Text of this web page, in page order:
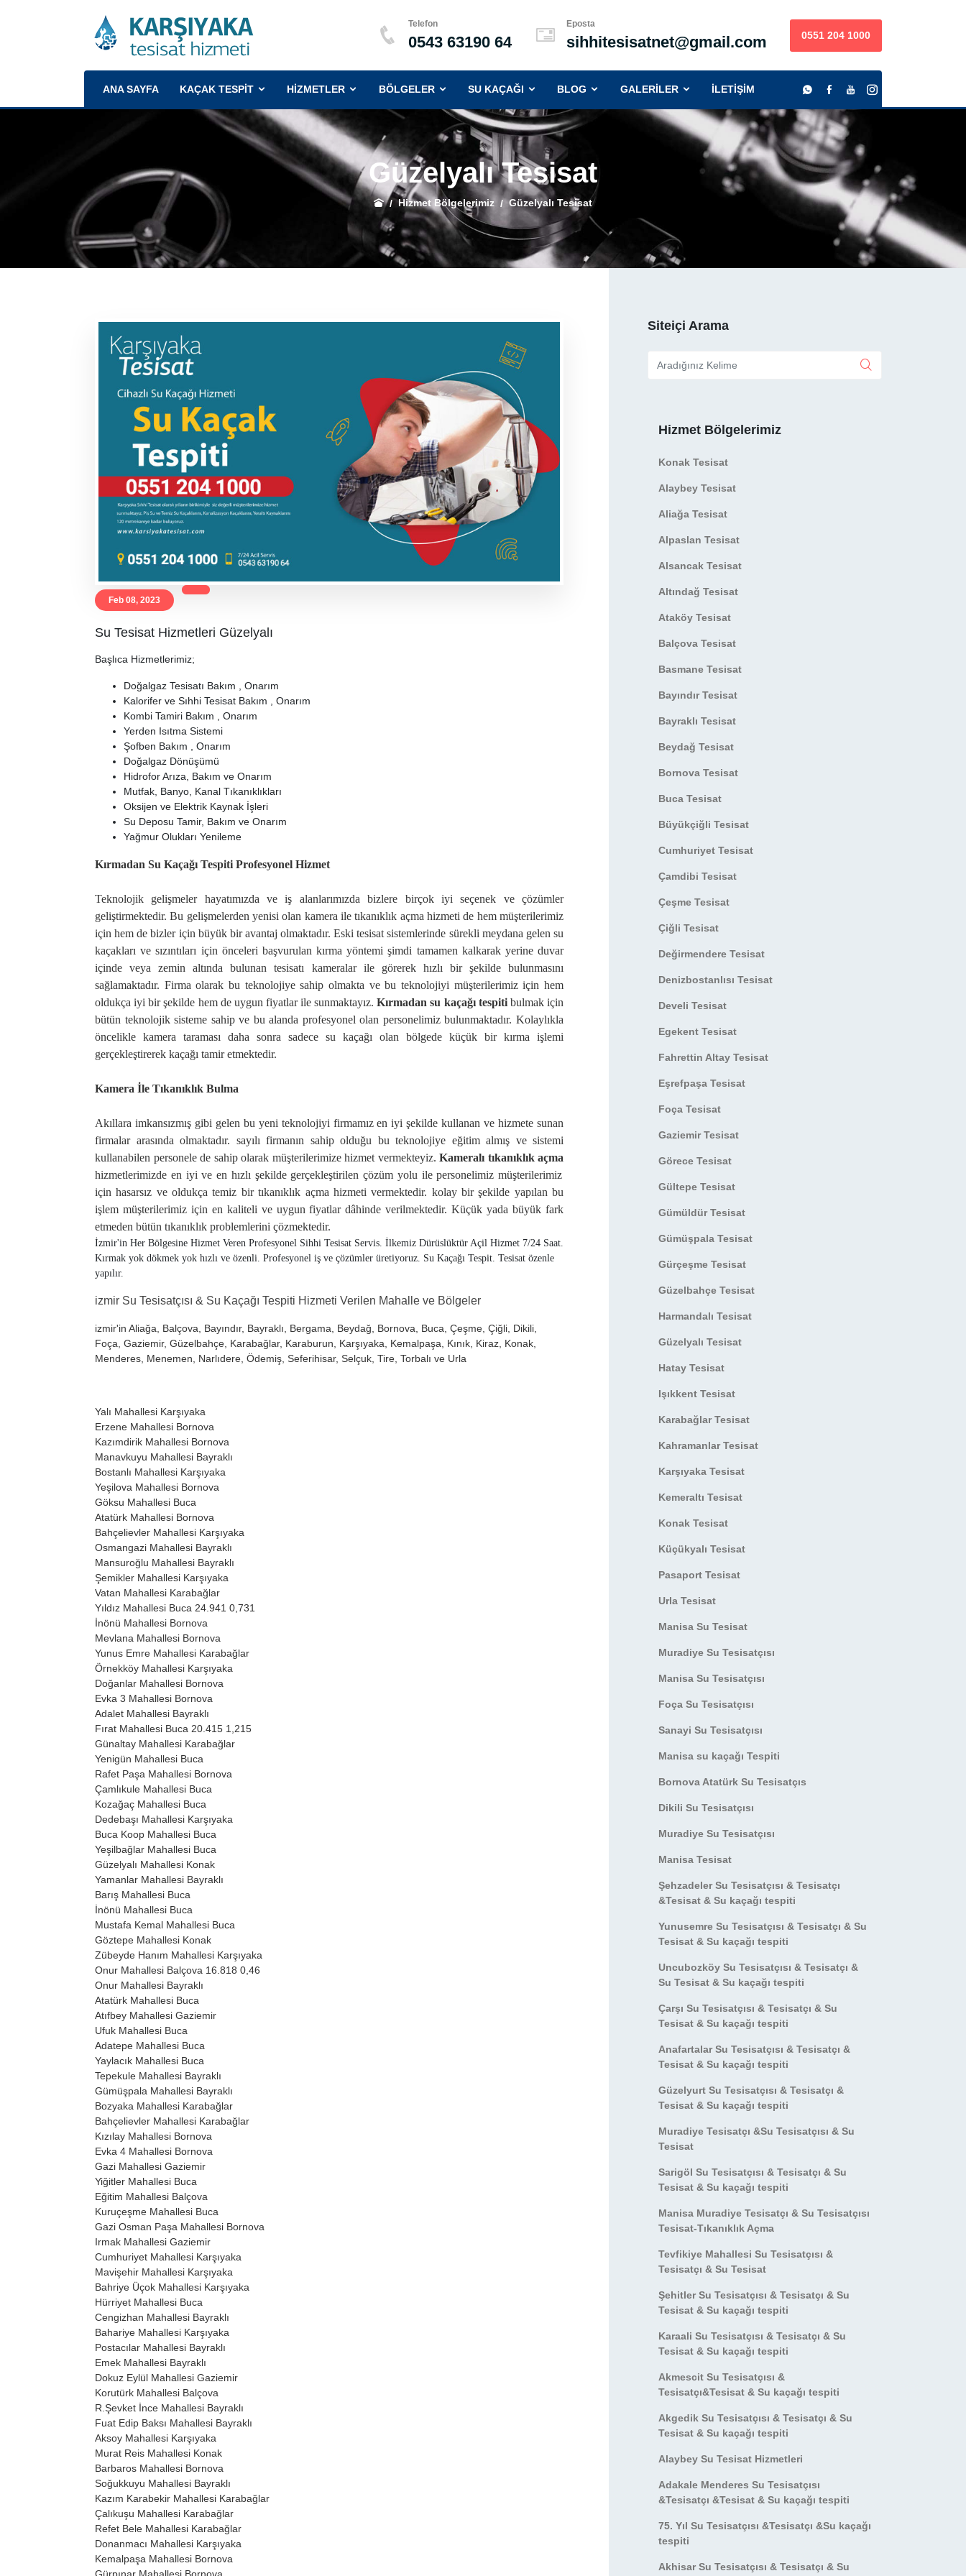
Telefon
0543 63190 64
Eposta
sihhitesisatnet@gmail.com 0551 204 1000
ANA SAYFA KAÇAK TESPİT (CURRENT)HİZMETLER (CURRENT)BÖLGELER (CURRENT)SU KAÇAĞI (CURRENT)
BLOG (CURRENT)GALERİLER İLETİŞİM
Güzelyalı Tesisat
Hizmet Bölgelerimiz Güzelyalı Tesisat
Feb 08, 2023
Su Tesisat Hizmetleri Güzelyalı
Başlıca Hizmetlerimiz;
Doğalgaz Tesisatı Bakım , Onarım
Kalorifer ve Sıhhi Tesisat Bakım , Onarım
Kombi Tamiri Bakım , Onarım
Yerden Isıtma Sistemi
Şofben Bakım , Onarım
Doğalgaz Dönüşümü
Hidrofor Arıza, Bakım ve Onarım
Mutfak, Banyo, Kanal Tıkanıklıkları
Oksijen ve Elektrik Kaynak İşleri
Su Deposu Tamir, Bakım ve Onarım
Yağmur Olukları Yenileme
Kırmadan Su Kaçağı Tespiti Profesyonel Hizmet
Teknolojik gelişmeler hayatımızda ve iş alanlarımızda bizlere birçok iyi seçenek ve çözümler
geliştirmektedir. Bu gelişmelerden yenisi olan kamera ile tıkanıklık açma hizmeti de hem müşterilerimiz
için hem de bizler için büyük bir avantaj olmaktadır. Eski tesisat sistemlerinde sürekli meydana gelen su
kaçakları ve sızıntıları için önceleri başvurulan kırma yöntemi şimdi tamamen kalkarak yerine duvar
içinde veya zemin altında bulunan tesisatı kameralar ile görerek hızlı bir şekilde bulunmasını
sağlamaktadır. Firma olarak bu teknolojiye sahip olmakta ve bu teknolojiyi müşterilerimiz için hem
oldukça iyi bir şekilde hem de uygun fiyatlar ile sunmaktayız.Kırmadan su kaçağı tespitibulmak için
bütün teknolojik sisteme sahip ve bu alanda profesyonel olan personelimiz bulunmaktadır. Kolaylıkla
öncelikle kamera taraması daha sonra sadece su kaçağı olan bölgede küçük bir kırma işlemi
gerçekleştirerek kaçağı tamir etmektedir.
Kamera İle Tıkanıklık Bulma
Akıllara imkansızmış gibi gelen bu yeni teknolojiyi firmamız en iyi şekilde kullanan ve hizmete sunan
firmalar arasında olmaktadır. sayılı firmanın sahip olduğu bu teknolojiye eğitim almış ve sistemi
kullanabilen personele de sahip olarak müşterilerimize hizmet vermekteyiz. Kameralı tıkanıklık açma
hizmetlerimizde en iyi ve en hızlı şekilde gerçekleştirilen çözüm yolu ile personelimiz müşterilerimiz
için hasarsız ve oldukça temiz bir tıkanıklık açma hizmeti vermektedir. kolay bir şekilde yapılan bu
işlem müşterilerimiz için en kaliteli ve uygun fiyatlar dâhinde verilmektedir. Küçük yada büyük fark
etmeden bütün tıkanıklık problemlerini çözmektedir.
İzmir'in Her Bölgesine Hizmet Veren Profesyonel Sihhi Tesisat Servis. İlkemiz Dürüslüktür Açil Hizmet 7/24 Saat.
Kırmak yok dökmek yok hızlı ve özenli. Profesyonel iş ve çözümler üretiyoruz. Su Kaçağı Tespit. Tesisat özenle
yapılır.
izmir Su Tesisatçısı & Su Kaçağı Tespiti Hizmeti Verilen Mahalle ve Bölgeler
izmir'in Aliağa, Balçova, Bayındır, Bayraklı, Bergama, Beydağ, Bornova, Buca, Çeşme, Çiğli, Dikili,
Foça, Gaziemir, Güzelbahçe, Karabağlar, Karaburun, Karşıyaka, Kemalpaşa, Kınık, Kiraz, Konak,
Menderes, Menemen, Narlıdere, Ödemiş, Seferihisar, Selçuk, Tire, Torbalı ve Urla
Yalı Mahallesi Karşıyaka
Erzene Mahallesi Bornova
Kazımdirik Mahallesi Bornova
Manavkuyu Mahallesi Bayraklı
Bostanlı Mahallesi Karşıyaka
Yeşilova Mahallesi Bornova
Göksu Mahallesi Buca
Atatürk Mahallesi Bornova
Bahçelievler Mahallesi Karşıyaka
Osmangazi Mahallesi Bayraklı
Mansuroğlu Mahallesi Bayraklı
Şemikler Mahallesi Karşıyaka
Vatan Mahallesi Karabağlar
Yıldız Mahallesi Buca 24.941 0,731
İnönü Mahallesi Bornova
Mevlana Mahallesi Bornova
Yunus Emre Mahallesi Karabağlar
Örnekköy Mahallesi Karşıyaka
Doğanlar Mahallesi Bornova
Evka 3 Mahallesi Bornova
Adalet Mahallesi Bayraklı
Fırat Mahallesi Buca 20.415 1,215
Günaltay Mahallesi Karabağlar
Yenigün Mahallesi Buca
Rafet Paşa Mahallesi Bornova
Çamlıkule Mahallesi Buca
Kozağaç Mahallesi Buca
Dedebaşı Mahallesi Karşıyaka
Buca Koop Mahallesi Buca
Yeşilbağlar Mahallesi Buca
Güzelyalı Mahallesi Konak
Yamanlar Mahallesi Bayraklı
Barış Mahallesi Buca
İnönü Mahallesi Buca
Mustafa Kemal Mahallesi Buca
Göztepe Mahallesi Konak
Zübeyde Hanım Mahallesi Karşıyaka
Onur Mahallesi Balçova 16.818 0,46
Onur Mahallesi Bayraklı
Atatürk Mahallesi Buca
Atıfbey Mahallesi Gaziemir
Ufuk Mahallesi Buca
Adatepe Mahallesi Buca
Yaylacık Mahallesi Buca
Tepekule Mahallesi Bayraklı
Gümüşpala Mahallesi Bayraklı
Bozyaka Mahallesi Karabağlar
Bahçelievler Mahallesi Karabağlar
Kızılay Mahallesi Bornova
Evka 4 Mahallesi Bornova
Gazi Mahallesi Gaziemir
Yiğitler Mahallesi Buca
Eğitim Mahallesi Balçova
Kuruçeşme Mahallesi Buca
Gazi Osman Paşa Mahallesi Bornova
Irmak Mahallesi Gaziemir
Cumhuriyet Mahallesi Karşıyaka
Mavişehir Mahallesi Karşıyaka
Bahriye Üçok Mahallesi Karşıyaka
Hürriyet Mahallesi Buca
Cengizhan Mahallesi Bayraklı
Bahariye Mahallesi Karşıyaka
Postacılar Mahallesi Bayraklı
Emek Mahallesi Bayraklı
Dokuz Eylül Mahallesi Gaziemir
Korutürk Mahallesi Balçova
R.Şevket İnce Mahallesi Bayraklı
Fuat Edip Baksı Mahallesi Bayraklı
Aksoy Mahallesi Karşıyaka
Murat Reis Mahallesi Konak
Barbaros Mahallesi Bornova
Soğukkuyu Mahallesi Bayraklı
Kazım Karabekir Mahallesi Karabağlar
Çalıkuşu Mahallesi Karabağlar
Refet Bele Mahallesi Karabağlar
Donanmacı Mahallesi Karşıyaka
Kemalpaşa Mahallesi Bornova
Siteiçi Arama
Hizmet Bölgelerimiz
Konak Tesisat
Alaybey Tesisat
Aliağa Tesisat
Alpaslan Tesisat
Alsancak Tesisat
Altındağ Tesisat
Ataköy Tesisat
Balçova Tesisat
Basmane Tesisat
Bayındır Tesisat
Bayraklı Tesisat
Beydağ Tesisat
Bornova Tesisat
Buca Tesisat
Büyükçiğli Tesisat
Cumhuriyet Tesisat
Çamdibi Tesisat
Çeşme Tesisat
Çiğli Tesisat
Değirmendere Tesisat
Denizbostanlısı Tesisat
Develi Tesisat
Egekent Tesisat
Fahrettin Altay Tesisat
Eşrefpaşa Tesisat
Foça Tesisat
Gaziemir Tesisat
Görece Tesisat
Gültepe Tesisat
Gümüldür Tesisat
Gümüşpala Tesisat
Gürçeşme Tesisat
Güzelbahçe Tesisat
Harmandalı Tesisat
Güzelyalı Tesisat
Hatay Tesisat
Işıkkent Tesisat
Karabağlar Tesisat
Kahramanlar Tesisat
Karşıyaka Tesisat
Kemeraltı Tesisat
Konak Tesisat
Küçükyalı Tesisat
Pasaport Tesisat
Urla Tesisat
Manisa Su Tesisat
Muradiye Su Tesisatçısı
Manisa Su Tesisatçısı
Foça Su Tesisatçısı
Sanayi Su Tesisatçısı
Manisa su kaçağı Tespiti
Bornova Atatürk Su Tesisatçıs
Dikili Su Tesisatçısı
Muradiye Su Tesisatçısı
Manisa Tesisat
Şehzadeler Su Tesisatçısı & Tesisatçı
&Tesisat & Su kaçağı tespiti
Yunusemre Su Tesisatçısı & Tesisatçı & Su
Tesisat & Su kaçağı tespiti
Uncubozköy Su Tesisatçısı & Tesisatçı &
Su Tesisat & Su kaçağı tespiti
Çarşı Su Tesisatçısı & Tesisatçı & Su
Tesisat & Su kaçağı tespiti
Anafartalar Su Tesisatçısı & Tesisatçı &
Tesisat & Su kaçağı tespiti
Güzelyurt Su Tesisatçısı & Tesisatçı &
Tesisat & Su kaçağı tespiti
Muradiye Tesisatçı &Su Tesisatçısı & Su
Tesisat
Sarigöl Su Tesisatçısı & Tesisatçı & Su
Tesisat & Su kaçağı tespiti
Manisa Muradiye Tesisatçı & Su Tesisatçısı
Tesisat-Tıkanıklık Açma
Tevfikiye Mahallesi Su Tesisatçısı &
Tesisatçı & Su Tesisat
Şehitler Su Tesisatçısı & Tesisatçı & Su
Tesisat & Su kaçağı tespiti
Karaali Su Tesisatçısı & Tesisatçı & Su
Tesisat & Su kaçağı tespiti
Akmescit Su Tesisatçısı &
Tesisatçı&Tesisat & Su kaçağı tespiti
Akgedik Su Tesisatçısı & Tesisatçı & Su
Tesisat & Su kaçağı tespiti
Alaybey Su Tesisat Hizmetleri
Adakale Menderes Su Tesisatçısı
&Tesisatçı &Tesisat & Su kaçağı tespiti
75. Yıl Su Tesisatçısı &Tesisatçı &Su kaçağı
tespiti
Akhisar Su Tesisatçısı & Tesisatçı & Su